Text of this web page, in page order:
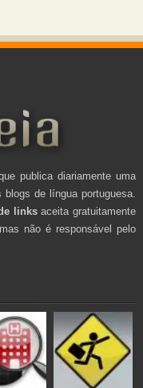
publica diariamente uma
de língua portuguesa.
linksaceita gratuitamente
mas não é responsável pelo